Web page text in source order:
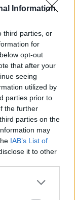
Information
third parties, or
for
opt-out
that after your
seeing
utilized by
parties prior to
the further
parties on the
may
IAB’s List of
it to other
more Google
musical.
Amadeus
ezt a
meg
és
ott ki,
meg egy
előképei?